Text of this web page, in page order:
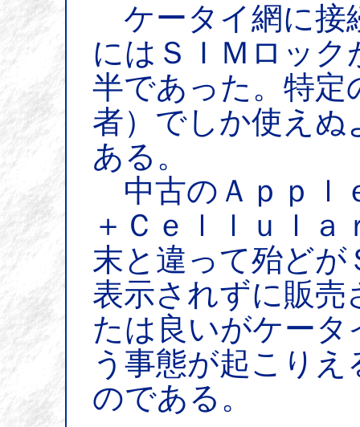
ケータイ網に接
にはＳＩＭロッ
半であった。特定
者）でしか使え
ある。
中古のＡｐｐｌ
＋Ｃｅｌｌｕｌ
末と違って殆ど
表示されずに販
たは良いがケー
う事態が起こり
のである。